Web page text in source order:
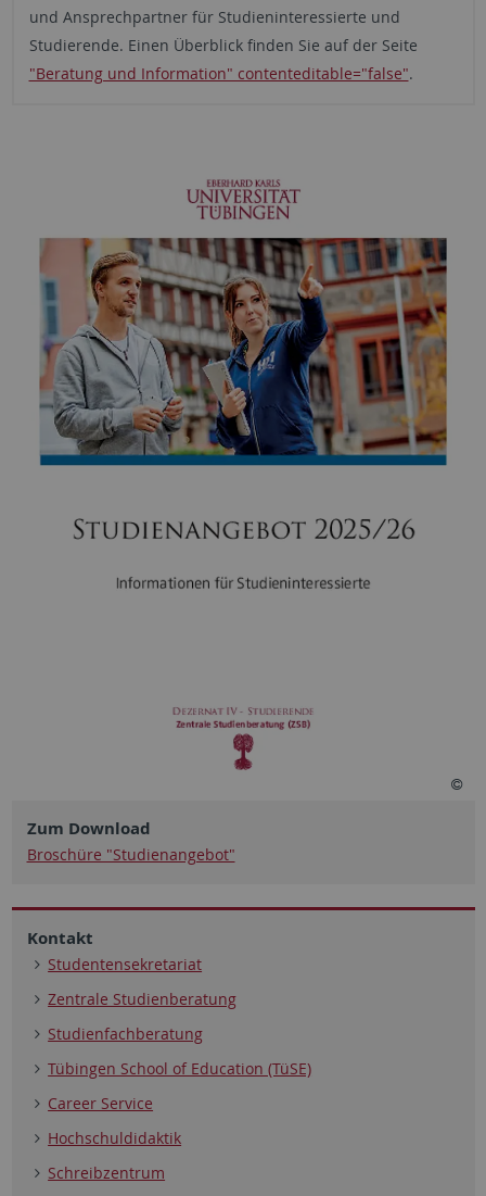
und Ansprechpartner für Studieninteressierte und
Studierende. Einen Überblick finden Sie auf der Seite
"Beratung und Information" contenteditable="false".
Zum Download
Broschüre "Studienangebot"
Kontakt
Studentensekretariat
Zentrale Studienberatung
Studienfachberatung
Tübingen School of Education (TüSE)
Career Service
Hochschuldidaktik
Schreibzentrum